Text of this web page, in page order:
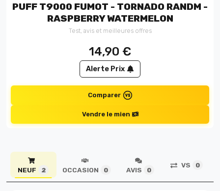
PUFF T9000 FUMOT - TORNADO RANDM -
RASPBERRY WATERMELON
Test, avis et meilleures offres
14,90 €
Alerte Prix
Comparer
Vendre le mien
NEUF 2 OCCASION 0 AVIS 0
VS 0